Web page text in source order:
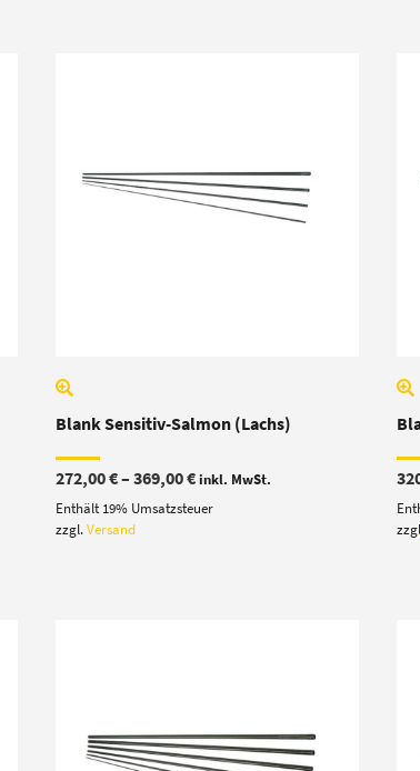
Blank Sensitiv-Salmon (Lachs)
272,00€– 369,00€Preisspanne:
bis
inkl. MwSt.
Enthält 19% Umsatzsteuer
zzgl.Versand